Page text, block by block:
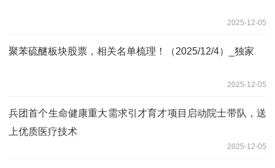
2025-12-05
聚苯硫醚板块股票，相关名单梳理！（2025/12/4）_独家
2025-12-05
兵团首个生命健康重大需求引才育才项目启动院士带队，送
上优质医疗技术
2025-12-05